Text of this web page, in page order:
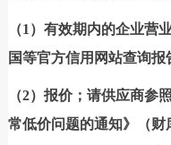
（1）有效期内的企业营
国等官方信用网站查询报
（2）报价；请供应商参
常低价问题的通知》（财